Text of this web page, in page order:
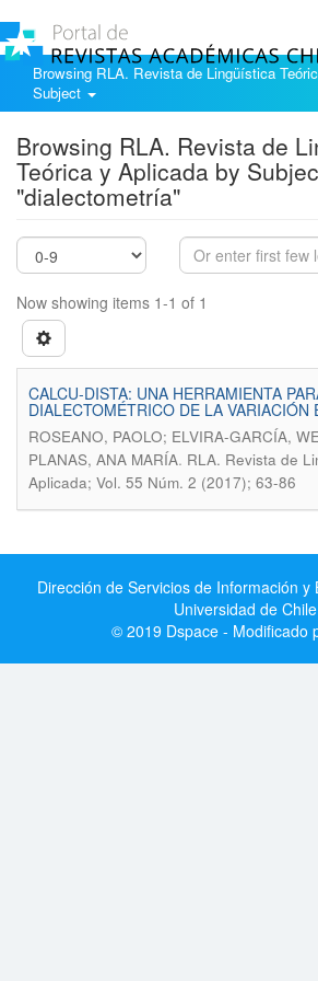
Browsing RLA. Revista de Lingüística
Subject
Browsing RLA. Revista de
Teórica y Aplicada by
"dialectometría"
Now showing items 1-1 of 1
CALCU-DISTA: UNA HERRAMIENTA
DIALECTOMÉTRICO DE LA VARIACIÓN
ROSEANO, PAOLO; ELVIRA-GARCÍA,
PLANAS, ANA MARÍA. RLA. Revista de
Aplicada; Vol. 55 Núm. 2 (2017); 63-86
Dirección de Servicios de Información y
Universidad de Chile
© 2019 Dspace - Modificado